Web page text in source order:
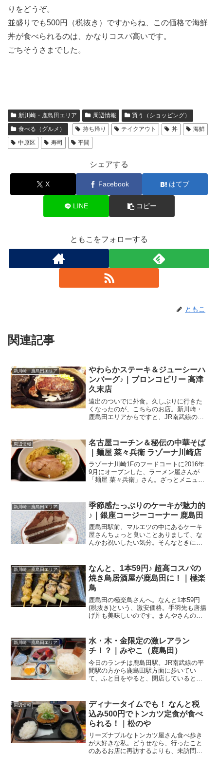
りをどうぞ。
並盛りでも500円（税抜き）ですからね、この価格で海鮮
丼が食べられるのは、かなりコスパ高いです。
ごちそうさまでした。
新川崎・鹿島田エリア 周辺情報
買う（ショッピング）
食べる（グルメ）
持ち帰り テイクアウト 丼
海鮮
中原区
寿司 平間
シェアする
X Facebook はてブ
LINE コピー
ともこをフォローする
ともこ
関連記事
新川崎・鹿島田エリア
やわらかステーキ＆ジューシーハ
ンバーグ♪｜ブロンコビリー 高津
久末店
遠出のついでに外食。久しぶりに行きた
くなったのが、こちらのお店。新川崎・
鹿島田エリアからですと、JR南武線の武
久末のT字路を過ぎた辺りにあるの
が．．．ブロンコビリー 高...
周辺情報
名古屋コーチン＆秘伝の中華そば
｜麺屋 菜々兵衛 ラゾーナ川崎店
ラゾーナ川崎1Fのフードコートに2016年
9月にオープンした、ラーメン屋さんが
「麺屋 菜々兵衛」さん。ざっとメニュー
ちょっと高いなぁ．．．ま、ラゾーナっ
て全体的にイ...
新川崎・鹿島田エリア
季節感たっぷりのケーキが魅力的
♪｜銀座コージーコーナー 鹿島田
鹿島田駅前、マルエツの中にあるケーキ
屋さんちょっと良いことありまして、な
んかお祝いしたい気分。そんなときにケ
って、やっぱり違うんですよね。という
ワケで向かいましたのは、...
新川崎・鹿島田エリア
なんと、1本59円♪ 超高コスパの
焼き鳥居酒屋が鹿島田に！｜極楽
鳥
鹿島田の極楽鳥さんへ。なんと1本59円
(税抜き)という、激安価格。手羽先も唐揚
げ丼も美味しいのです。まんやさんの後
店に行ってきました。新川崎スクエアや
パークシティ新...
新川崎・鹿島田エリア
水・木・金限定の激レアラン
チ！？｜みやこ（鹿島田）
今日のランチは鹿島田駅。JR南武線の平
間駅の方から鹿島田駅方面に歩いてい
て、ふと目をやると、閉店していると思
限定鹿島田駅からですと歩いて2分程度、
新川崎駅からですと5分...
周辺情報
ディナータイムでも！ なんと税
込み500円でトンカツ定食が食べ
られる！｜松のや
リーズナブルなトンカツ屋さん食べ歩き
が大好きな私。どうせなら、行ったこと
のあるお店に再訪するよりも、未訪問の